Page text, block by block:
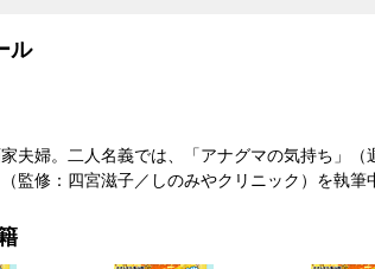
ル
夫婦。二人名義では、「アナグマの気持ち」
監修：四宮滋子／しのみやクリニック）を執筆